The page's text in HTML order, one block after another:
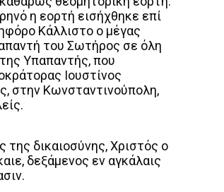
η εορτή εισήχθηκε επί
Κάλλιστο ο μέγας
του Σωτήρος σε όλη
Υπαπαντής, που
Ιουστίνος
στην Κωνσταντινούπολη,
δικαιοσύνης, Χριστός ο
δεξάμενος εν αγκάλαις